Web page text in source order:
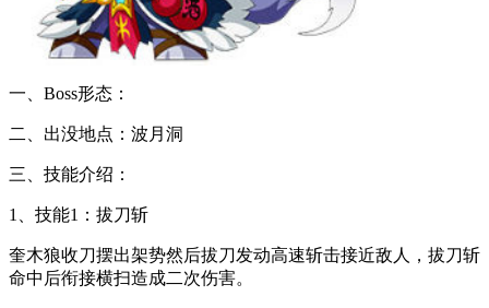
一、Boss形态：
二、出没地点：波月洞
三、技能介绍：
1、技能1：拔刀斩
奎木狼收刀摆出架势然后拔刀发动高速斩击接近敌人，拔刀斩
命中后衔接横扫造成二次伤害。